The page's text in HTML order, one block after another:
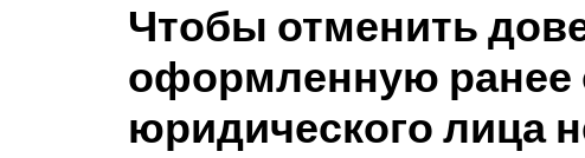
Чтобы отменить
оформленную ранее
юридического лица